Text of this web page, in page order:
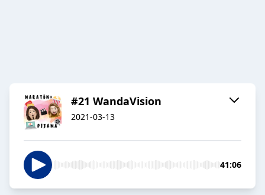
#21 WandaVision
2021-03-13
41:06